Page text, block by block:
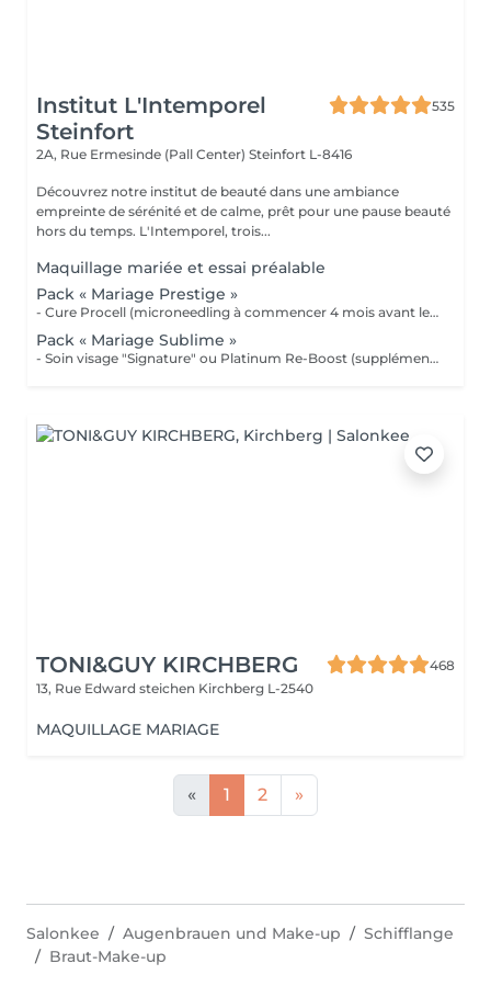
Institut L'Intemporel
Steinfort
535
2A, Rue Ermesinde (Pall Center) Steinfort L-8416
Découvrez notre institut de beauté dans une ambiance
empreinte de sérénité et de calme, prêt pour une pause beauté
hors du temps. L'Intemporel, trois...
Maquillage mariée et essai préalable
Pack « Mariage Prestige »
- Cure Procell (microneedling à commencer 4 mois avant le jour J) ou cure Soin Signature. - Gommage du corps et massage 1h : 1 semaine avant le jour J - Beauté des mains et beauté des pieds (vernis semi permanent en supplément) : 2 jours avant le jour J - Maquillage Mariée, le jour J + essai à votre convenance - Épilations au choix, 2 jours avant le jour J 1099€ au lieu de 1435€
Pack « Mariage Sublime »
- Soin visage "Signature" ou Platinum Re-Boost (supplément de 25€) - Gommage du corps - Massage détente dos et épaules - Beauté des pieds et vernis simple (semi permanent + 6€) - Beauté des mains et vernis classique (semi permanent + 15€) - Maquillage Mariée + essai préalable - Épilations au choix (cire classique) Forfait à planifier avec votre esthéticienne 599€ au lieu de 728€
TONI&GUY KIRCHBERG
468
13, Rue Edward steichen Kirchberg L-2540
MAQUILLAGE MARIAGE
« 1 2 »
Salonkee Augenbrauen und Make-up
Schifflange
Braut-Make-up